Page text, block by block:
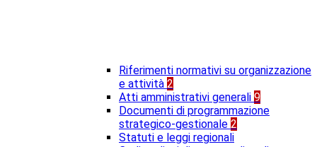
Riferimenti normativi su organizzazione
e attività 2
Atti amministrativi generali 9
Documenti di programmazione
strategico-gestionale 2
Statuti e leggi regionali